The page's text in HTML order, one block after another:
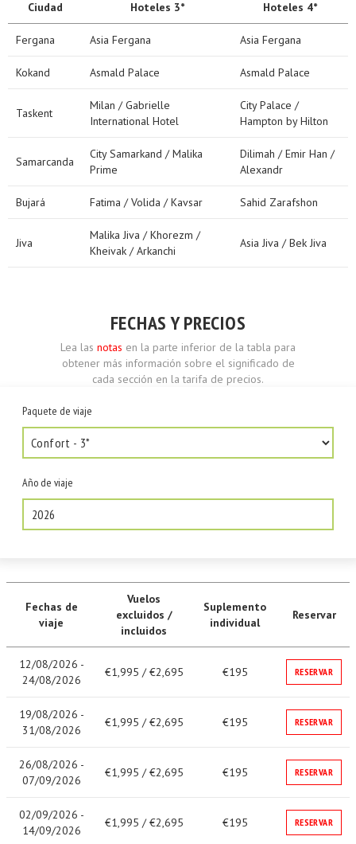
Ciudad Hoteles 3* Hoteles 4*
Fergana Asia Fergana Asia Fergana
Kokand Asmald Palace Asmald Palace
Taskent
Milan / Gabrielle
International Hotel
City Palace /
Hampton by Hilton
Samarcanda
City Samarkand / Malika
Prime
Dilimah / Emir Han /
Alexandr
Bujará Fatima / Volida / Kavsar Sahid Zarafshon
Jiva
Malika Jiva / Khorezm /
Kheivak / Arkanchi
Asia Jiva / Bek Jiva
FECHAS Y PRECIOS
Lea las notas en la parte inferior de la tabla para
obtener más información sobre el significado de
cada sección en la tarifa de precios.
Paquete de viaje
Año de viaje
2026
Fechas de
viaje
Vuelos
excluidos /
incluidos
Suplemento
individual
Reservar
12/08/2026 -
24/08/2026
€1,995 / €2,695 €195 RESERVAR
19/08/2026 -
31/08/2026
€1,995 / €2,695 €195 RESERVAR
26/08/2026 -
07/09/2026
€1,995 / €2,695 €195 RESERVAR
02/09/2026 -
14/09/2026
€1,995 / €2,695 €195 RESERVAR